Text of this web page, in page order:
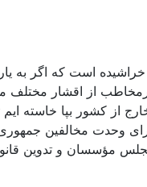
خراشیده است که اگر
پرمخاطب از اقشار
از کشور بپا خاسته
وحدت مخالفین جمهوری
مؤسسان و تدوین